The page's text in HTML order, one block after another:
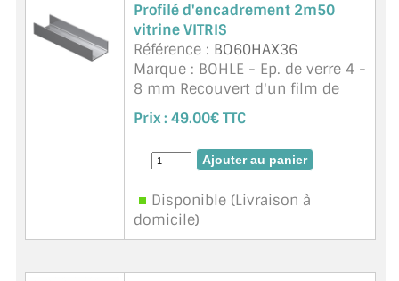
Profilé d'encadrement 2m50
vitrine VITRIS
Référence : BO60HAX36
Marque : BOHLE - Ep. de verre 4 -
8 mm Recouvert d'un film de
protection
Prix : 49.00€ TTC
Disponible (Livraison à
domicile)